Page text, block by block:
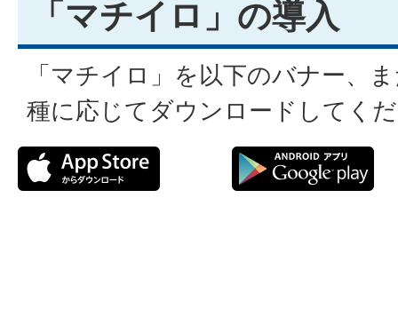
「マチイロ」の導入
「マチイロ」を以下のバナー、
種に応じてダウンロードしてく